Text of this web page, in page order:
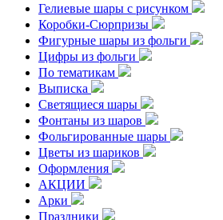
Гелиевые шары с рисунком
Коробки-Сюрпризы
Фигурные шары из фольги
Цифры из фольги
По тематикам
Выписка
Светящиеся шары
Фонтаны из шаров
Фольгированные шары
Цветы из шариков
Оформления
АКЦИИ
Арки
Праздники